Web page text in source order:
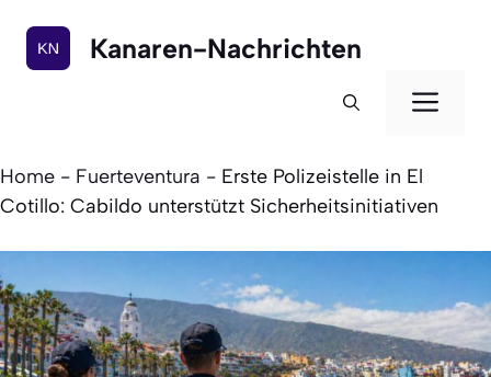
Inhalt
springen
Kanaren-Nachrichten
Home - Fuerteventura - Erste Polizeistelle in El
Cotillo: Cabildo unterstützt Sicherheitsinitiativen